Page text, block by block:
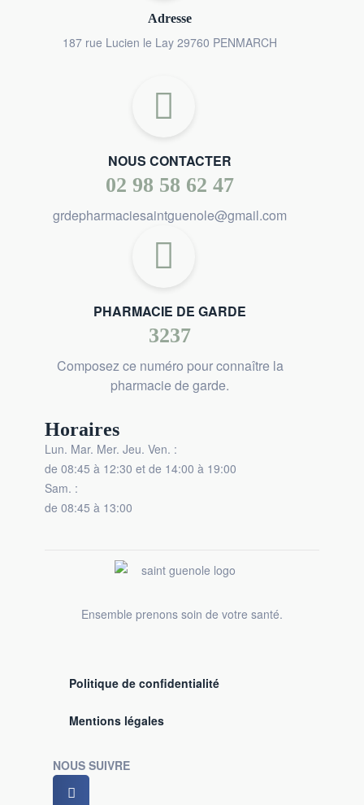
Adresse
187 rue Lucien le Lay 29760 PENMARCH
NOUS CONTACTER
02 98 58 62 47
grdepharmaciesaintguenole@gmail.com
PHARMACIE DE GARDE
3237
Composez ce numéro pour connaître la
pharmacie de garde.
Horaires
Lun. Mar. Mer. Jeu. Ven. :
de 08:45 à 12:30 et de 14:00 à 19:00
Sam. :
de 08:45 à 13:00
Ensemble prenons soin de votre santé.
Politique de confidentialité
Mentions légales
NOUS SUIVRE